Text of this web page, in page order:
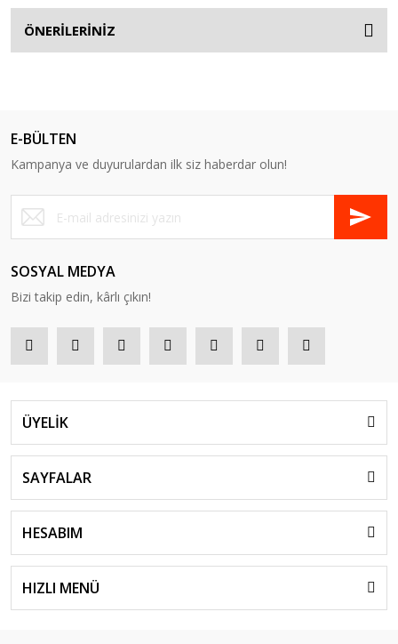
ÖNERİLERİNİZ
E-BÜLTEN
Kampanya ve duyurulardan ilk siz haberdar olun!
SOSYAL MEDYA
Bizi takip edin, kârlı çıkın!
ÜYELİK
SAYFALAR
HESABIM
HIZLI MENÜ